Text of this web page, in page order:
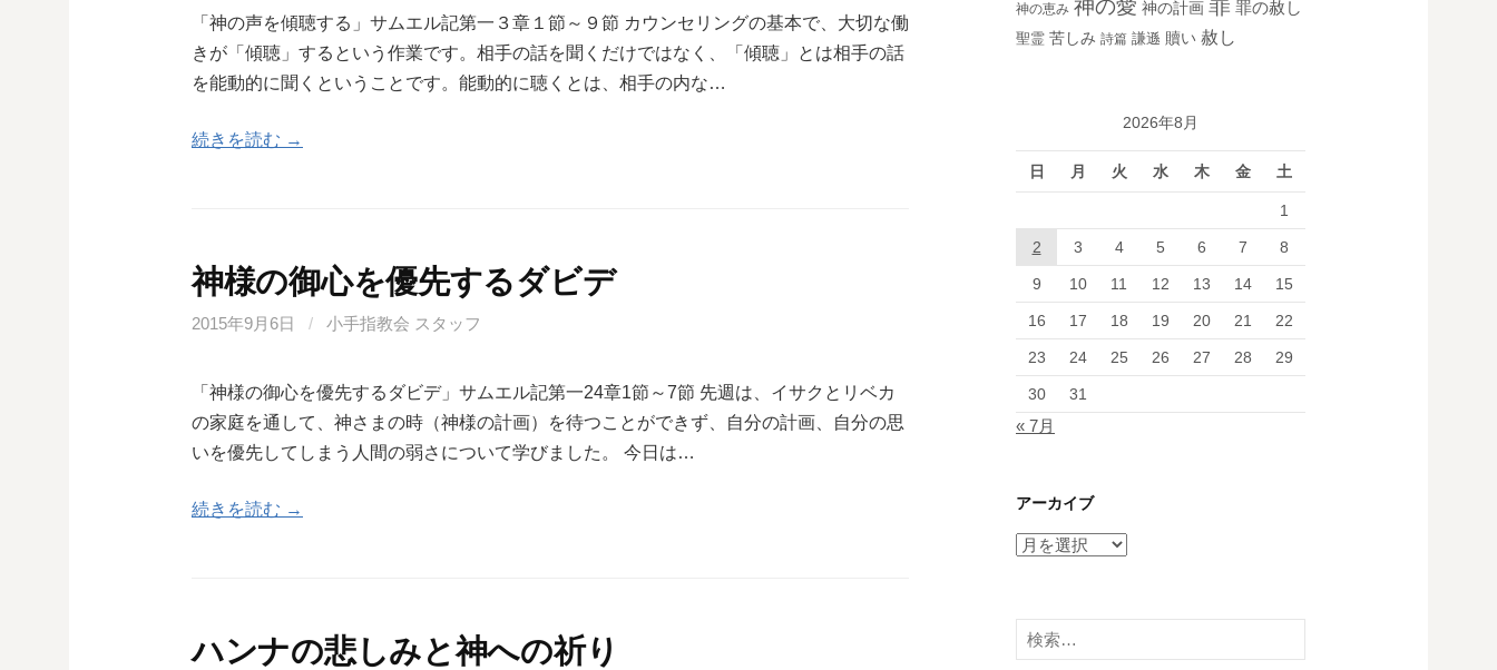
「神の声を傾聴する」サムエル記第一３章１節～９節 カウンセリングの基本で、大切な働
きが「傾聴」するという作業です。相手の話を聞くだけではなく、「傾聴」とは相手の話
を能動的に聞くということです。能動的に聴くとは、相手の内な…
続きを読む →
神様の御心を優先するダビデ
2015年9月6日 / 小手指教会 スタッフ
「神様の御心を優先するダビデ」サムエル記第一24章1節～7節 先週は、イサクとリベカ
の家庭を通して、神さまの時（神様の計画）を待つことができず、自分の計画、自分の思
いを優先してしまう人間の弱さについて学びました。 今日は…
続きを読む →
ハンナの悲しみと神への祈り
神の恵み 神の愛 神の計画 罪 罪の赦し
聖霊 苦しみ 詩篇 謙遜 贖い 赦し
2026年8月
日 月 火 水 木 金 土
1
2 3 4 5 6 7 8
9 10 11 12 13 14 15
16 17 18 19 20 21 22
23 24 25 26 27 28 29
30 31
« 7月
アーカイブ
ア
イ
ブ
検
索: